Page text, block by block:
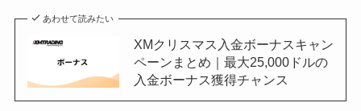
あわせて読みたい
XMクリスマス入金ボーナスキャン
ペーンまとめ｜最大25,000ドルの
入金ボーナス獲得チャンス